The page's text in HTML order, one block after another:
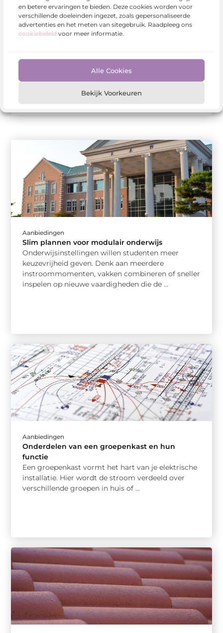
en betere ervaringen te bieden. Deze cookies worden voor
verschillende doeleinden ingezet, zoals gepersonaliseerde
advertenties en het meten van sitegebruik. Raadpleeg ons
cookiebeleid voor meer informatie.
Alle Cookies
Bekijk Voorkeuren
Aanbiedingen
Veelvoorkomende inbraakmethodes en hoe je
Inbrekers maken gebruik van verschillende
technieken om woningen binnen te dringen.
Hoewel moderne beveiligingsmaatregelen steeds
beter worden, blijven veel woningen ...
Aanbiedingen
Slim plannen voor modulair onderwijs
Onderwijsinstellingen willen studenten meer
keuzevrijheid geven. Denk aan meerdere
instroommomenten, vakken combineren of sneller
inspelen op nieuwe vaardigheden die de ...
Aanbiedingen
Onderdelen van een groepenkast en hun
functie
Een groepenkast vormt het hart van je elektrische
installatie. Hier wordt de stroom verdeeld over
verschillende groepen in huis of ...